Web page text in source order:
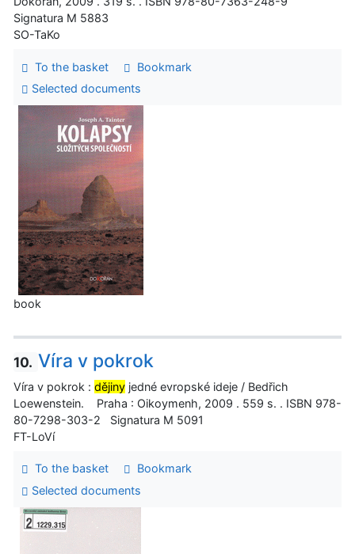
Signatura M 5883
SO-TaKo
To the basket
Bookmark
Selected documents
book
10. Víra v pokrok
Víra v pokrok : dějiny jedné evropské ideje / Bedřich
Loewenstein. Praha : Oikoymenh, 2009 . 559 s. . ISBN 978-
80-7298-303-2 Signatura M 5091
FT-LoVí
To the basket
Bookmark
Selected documents